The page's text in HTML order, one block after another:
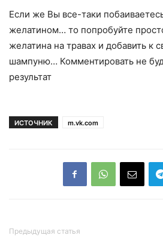
Если же Вы все-таки
желатином… то попробуйте
желатина на травах и добавить к
шампуню… Комментировать не
результат
ИСТОЧНИК m.vk.com
Предыдущая статья